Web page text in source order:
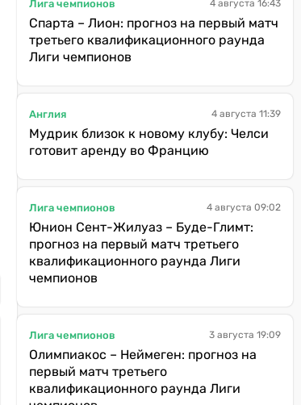
Лига чемпионов 4 августа 16:43
Спарта – Лион: прогноз на первый матч
третьего квалификационного раунда
Лиги чемпионов
Англия 4 августа 11:39
Мудрик близок к новому клубу: Челси
готовит аренду во Францию
Лига чемпионов 4 августа 09:02
Юнион Сент-Жилуаз – Буде-Глимт:
прогноз на первый матч третьего
квалификационного раунда Лиги
чемпионов
Лига чемпионов 3 августа 19:09
Олимпиакос – Неймеген: прогноз на
первый матч третьего
квалификационного раунда Лиги